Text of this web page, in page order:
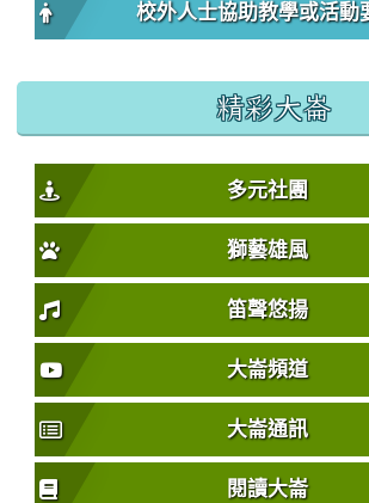
校外人士協助教學或活動
精彩大崙
多元社團
獅藝雄風
笛聲悠揚
大崙頻道
大崙通訊
閱讀大崙